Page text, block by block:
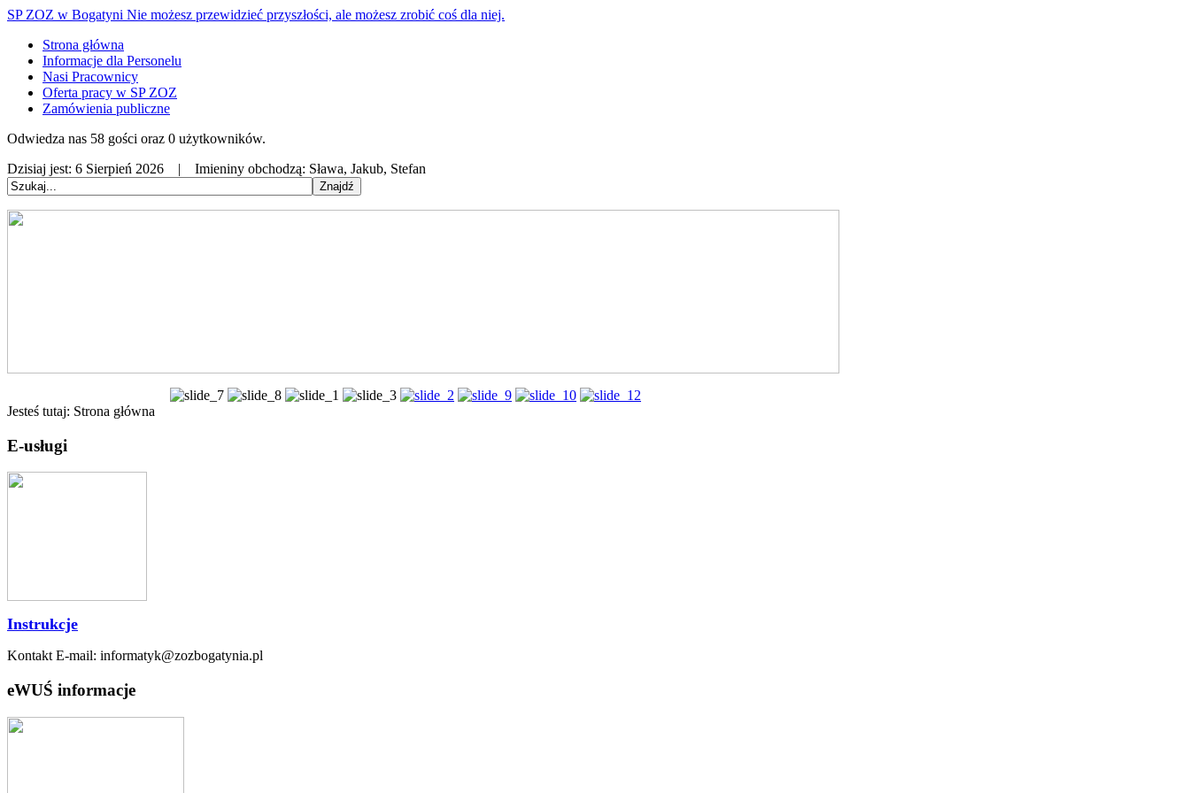
SP ZOZ w Bogatyni Nie możesz przewidzieć przyszłości, ale możesz zrobić coś dla niej.
Strona główna
Informacje dla Personelu
Nasi Pracownicy
Oferta pracy w SP ZOZ
Zamówienia publiczne
Odwiedza nas 58 gości oraz 0 użytkowników.
Dzisiaj jest: 6 Sierpień 2026 | Imieniny obchodzą: Sława, Jakub, Stefan
Jesteś tutaj: Strona główna
E-usługi
Instrukcje
Kontakt E-mail: informatyk@zozbogatynia.pl
eWUŚ informacje